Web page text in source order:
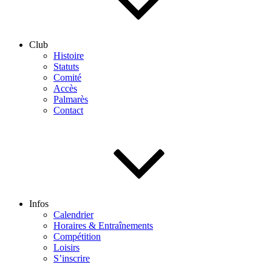
Club
Histoire
Statuts
Comité
Accès
Palmarès
Contact
Infos
Calendrier
Horaires & Entraînements
Compétition
Loisirs
S’inscrire